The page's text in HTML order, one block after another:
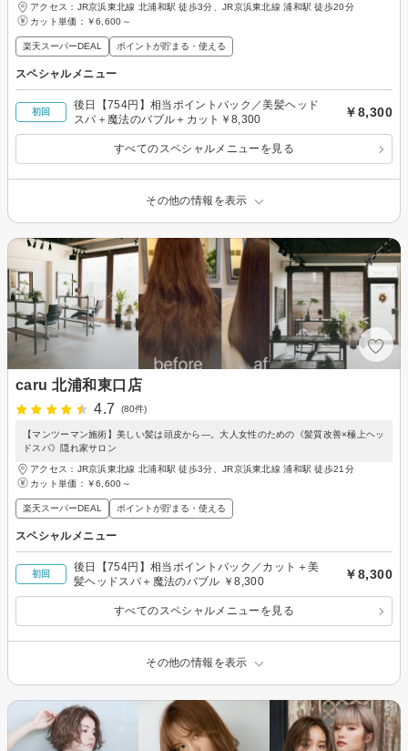
アクセス：JR京浜東北線 北浦和駅 徒歩3分、JR京浜東北線 浦和駅 徒歩20分
カット単価： ￥6,600～
楽天スーパーDEAL ポイントが貯まる・使える
スペシャルメニュー
初回
後日【754円】相当ポイントバック／美髪ヘッド
スパ＋魔法のバブル＋カット￥8,300
￥8,300
すべてのスペシャルメニューを見る
その他の情報を表示
caru 北浦和東口店
4.7
(80件)
【マンツーマン施術】美しい髪は頭皮から―。大人女性のための《髪質改善×極上ヘッ
ドスパ》隠れ家サロン
アクセス：JR京浜東北線 北浦和駅 徒歩3分、JR京浜東北線 浦和駅 徒歩21分
カット単価： ￥6,600～
楽天スーパーDEAL ポイントが貯まる・使える
スペシャルメニュー
初回
後日【754円】相当ポイントバック／カット＋美
髪ヘッドスパ＋魔法のバブル ￥8,300
￥8,300
すべてのスペシャルメニューを見る
その他の情報を表示